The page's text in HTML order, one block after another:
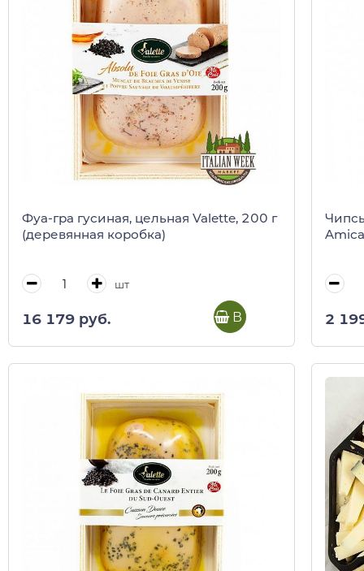
Фуа-гра гусиная, цельная Valette, 200 г
(деревянная коробка)
шт
16 179 руб. В корзину 2